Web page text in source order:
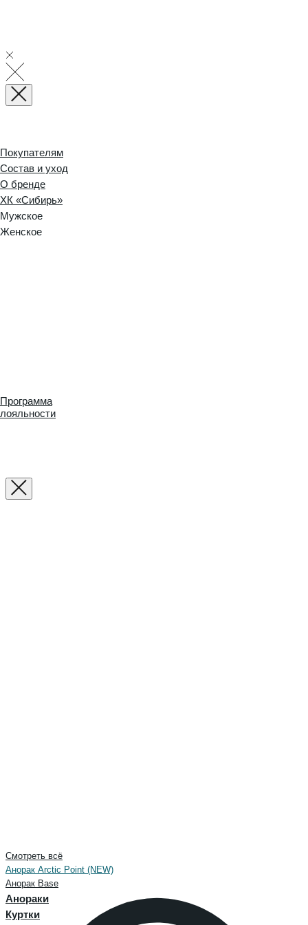
Покупателям
Состав и уход
О бренде
ХК «Сибирь»
Мужское
Женское
Программа
лояльности
Смотреть всё
Анорак Arctic Point (NEW)
Анорак Base
Анораки
Куртки